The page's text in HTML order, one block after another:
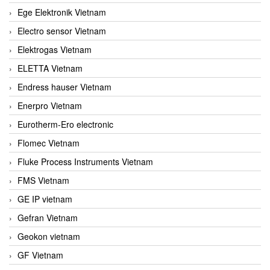
Ege Elektronik Vietnam
Electro sensor Vietnam
Elektrogas Vietnam
ELETTA Vietnam
Endress hauser Vietnam
Enerpro Vietnam
Eurotherm-Ero electronic
Flomec Vietnam
Fluke Process Instruments Vietnam
FMS Vietnam
GE IP vietnam
Gefran Vietnam
Geokon vietnam
GF Vietnam